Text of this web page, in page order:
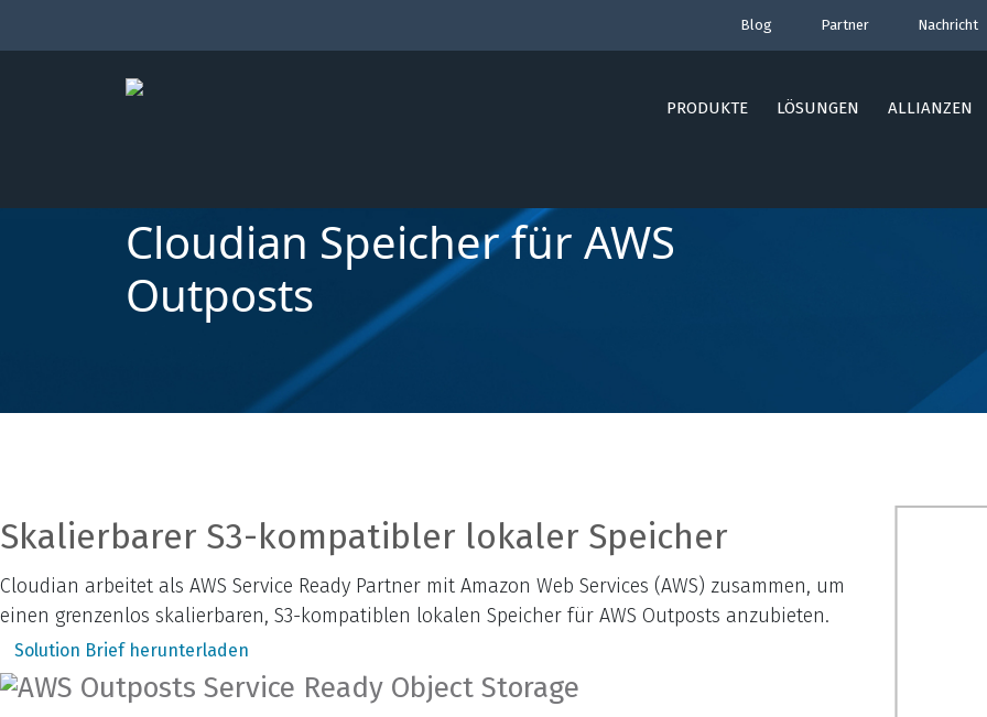
Blog Partner Nachricht
PRODUKTE LÖSUNGEN ALLIANZEN
Cloudian Speicher für AWS
Outposts
Skalierbarer S3-kompatibler lokaler Speicher
Cloudian arbeitet als AWS Service Ready Partner mit Amazon Web Services (AWS) zusammen, um
einen grenzenlos skalierbaren, S3-kompatiblen lokalen Speicher für AWS Outposts anzubieten.
Solution Brief herunterladen